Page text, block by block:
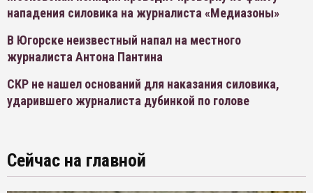
нападения силовика на журналиста «Медиазоны»
В Югорске неизвестный напал на местного
журналиста Антона Пантина
СКР не нашел оснований для наказания силовика,
ударившего журналиста дубинкой по голове
Сейчас на главной